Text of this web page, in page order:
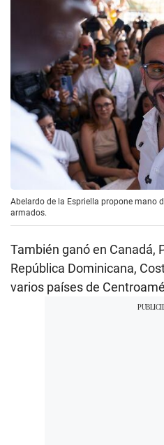
Abelardo de la Espriella propone mano
armados.
También ganó en Canadá,
República Dominicana,
varios países de